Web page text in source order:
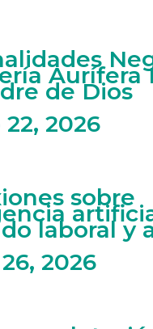
Aurífera
de Dios
2026
sobre
laboral y
2026